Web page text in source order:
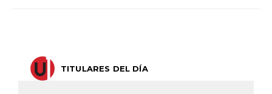
TITULARES DEL DÍA